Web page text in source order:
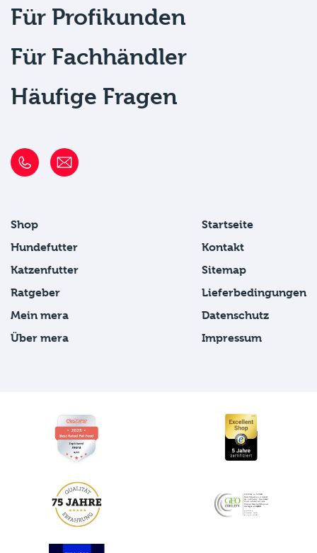
Für Profikunden
Für Fachhändler
Häufige Fragen
Shop
Hundefutter
Katzenfutter
Ratgeber
Mein mera
Über mera
Startseite
Kontakt
Sitemap
Lieferbedingungen
Datenschutz
Impressum